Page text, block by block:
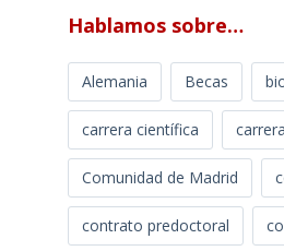
Hablamos sobre…
Alemania Becas
carrera científica
Comunidad de Madrid
contrato predoctoral